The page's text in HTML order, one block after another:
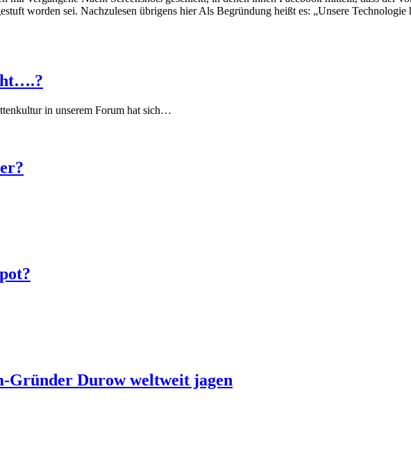
worden sei. Nachzulesen übrigens hier Als Begründung heißt es: „Unsere Technologie
in unserem Forum hat sich…
Gründer Durow weltweit jagen